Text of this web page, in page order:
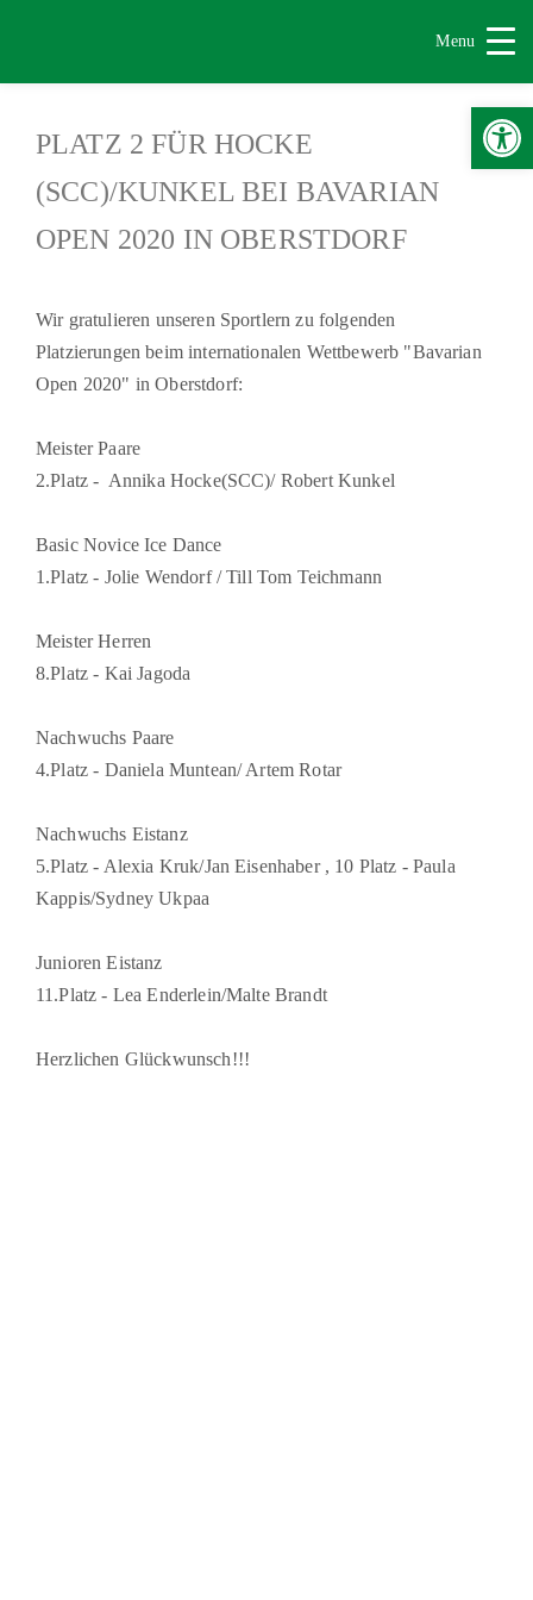
Menu
PLATZ 2 FÜR HOCKE
(SCC)/KUNKEL BEI BAVARIAN
OPEN 2020 IN OBERSTDORF
Wir gratulieren unseren Sportlern zu folgenden
Platzierungen beim internationalen Wettbewerb "Bavarian
Open 2020" in Oberstdorf:
Meister Paare
2.Platz - Annika Hocke(SCC)/ Robert Kunkel
Basic Novice Ice Dance
1.Platz - Jolie Wendorf / Till Tom Teichmann
Meister Herren
8.Platz - Kai Jagoda
Nachwuchs Paare
4.Platz - Daniela Muntean/ Artem Rotar
Nachwuchs Eistanz
5.Platz - Alexia Kruk/Jan Eisenhaber , 10 Platz - Paula
Kappis/Sydney Ukpaa
Junioren Eistanz
11.Platz - Lea Enderlein/Malte Brandt
Herzlichen Glückwunsch!!!